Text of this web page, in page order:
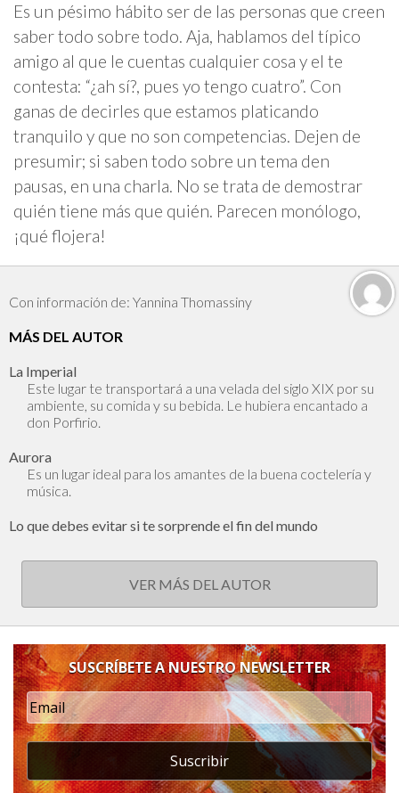
Es un pésimo hábito ser de las personas que creen
saber todo sobre todo. Aja, hablamos del típico
amigo al que le cuentas cualquier cosa y el te
contesta: “¿ah sí?, pues yo tengo cuatro”. Con
ganas de decirles que estamos platicando
tranquilo y que no son competencias. Dejen de
presumir; si saben todo sobre un tema den
pausas, en una charla. No se trata de demostrar
quién tiene más que quién. Parecen monólogo,
¡qué flojera!
Con información de: Yannina Thomassiny
MÁS DEL AUTOR
La Imperial
Este lugar te transportará a una velada del siglo XIX por su
ambiente, su comida y su bebida. Le hubiera encantado a
don Porfirio.
Aurora
Es un lugar ideal para los amantes de la buena coctelería y
música.
Lo que debes evitar si te sorprende el fin del mundo
VER MÁS DEL AUTOR
SUSCRÍBETE A NUESTRO NEWSLETTER
Suscribir